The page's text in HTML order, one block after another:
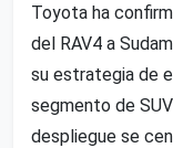
Toyota ha
del RAV4 a
su estrategia de
segmento de
despliegue se